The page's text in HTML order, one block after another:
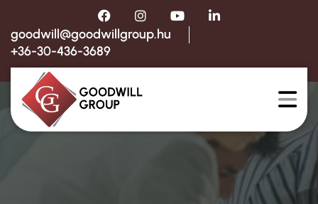
goodwill@goodwillgroup.hu
+36-30-436-3689